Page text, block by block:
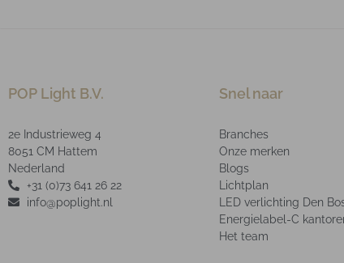
POP Light B.V.
2e Industrieweg 4
8051 CM Hattem
Nederland
+31 (0)73 641 26 22
info@poplight.nl
Snel naar
Branches
Onze merken
Blogs
Lichtplan
LED verlichting Den
Energielabel-C
Het team